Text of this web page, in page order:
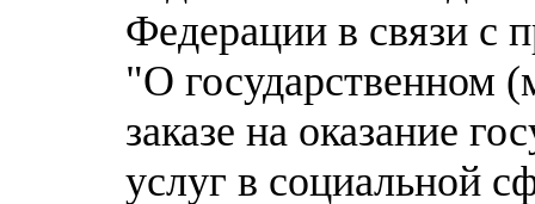
Федерации в связи с
"О государственном
заказе на оказание
услуг в социальной